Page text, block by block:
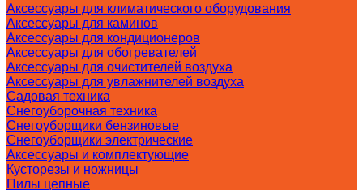
Аксессуары для климатического оборудования
Аксессуары для каминов
Аксессуары для кондиционеров
Аксессуары для обогревателей
Аксессуары для очистителей воздуха
Аксессуары для увлажнителей воздуха
Садовая техника
Снегоуборочная техника
Снегоуборщики бензиновые
Снегоуборщики электрические
Аксессуары и комплектующие
Кусторезы и ножницы
Пилы цепные